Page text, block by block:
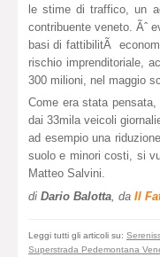
le stime di traffico, un
contribuente veneto. Ãˆ
basi di fattibilitÃ
rischio imprenditoriale,
300 milioni, nel maggio
Come era stata
dai 33mila veicoli
ad esempio una
suolo e minori costi, si
Matteo Salvini.
di Dario Balotta , da Il
Leggi tutti gli articoli su:
Superstrada Pedemontana